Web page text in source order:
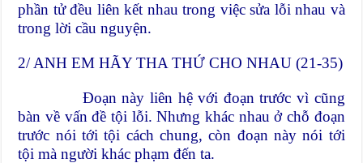
phần tử đều liên kết nhau trong việc sửa lỗi nhau và
trong lời cầu nguyện.
2/ ANH EM HÃY THA THỨ CHO NHAU (21-35)
Đoạn này liên hệ với đoạn trước vì cũng
bàn về vấn đề tội lỗi. Nhưng khác nhau ở chỗ đoạn
trước nói tới tội cách chung, còn đoạn này nói tới
tội mà người khác phạm đến ta.